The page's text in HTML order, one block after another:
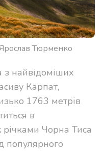
Тюрменко
найвідоміших
Карпат,
1763 метрів
в
Чорна Тиса
популярного